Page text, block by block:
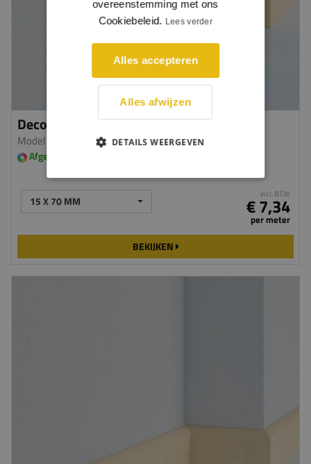
Decoplint
Model G306 | Grenen
Afgelakt in meerdere kleuren leverbaar
15 X 70 MM incl. BTW
€ 7,34
per meter
BEKIJKEN
overeenstemming met ons
Cookiebeleid. Lees verder
Alles accepteren
Alles afwijzen
DETAILS WEERGEVEN